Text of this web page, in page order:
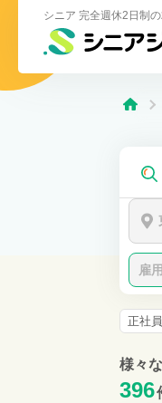
シニア 完全週休2日制
雇
正社員
様々
396